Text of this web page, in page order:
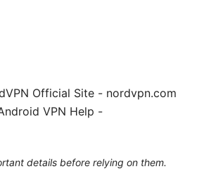
Official Site - nordvpn.com
VPN Help -
details before relying on them.